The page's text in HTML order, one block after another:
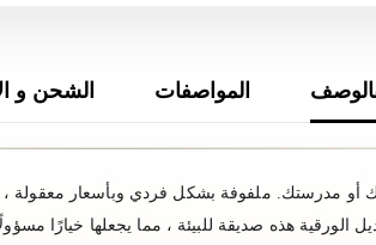
المواصفات الشحن و
أو مدرستك. ملفوفة بشكل فردي وبأسعار معقولة
هذه صديقة للبيئة ، مما يجعلها خيارًا